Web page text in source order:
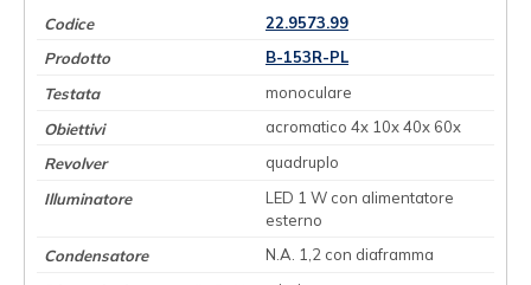
22.9573.99
B-153R-PL
monoculare
acromatico 4x 10x 40x 60x
quadruplo
LED 1 W con alimentatore
esterno
N.A. 1,2 con diaframma